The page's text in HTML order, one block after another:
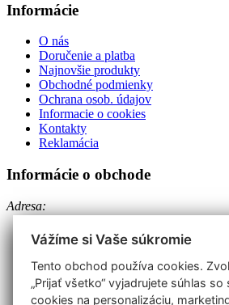
Informácie
O nás
Doručenie a platba
Najnovšie produkty
Obchodné podmienky
Ochrana osob. údajov
Informacie o cookies
Kontakty
Reklamácia
Informácie o obchode
Adresa:
Vápenická 26
Prievidza 971 01
Telefón: +421 46 542 52 37
IČO: 31636501
Vážíme si Vaše súkromie
Tento obchod používa cookies.
„Prijať všetko“ vyjadrujete súhlas so
cookies na personalizáciu,